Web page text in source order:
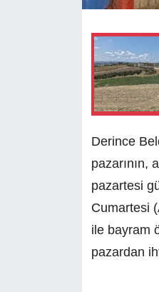
Derince
pazarının,
pazartesi
Cumartesi
ile bayram
pazardan